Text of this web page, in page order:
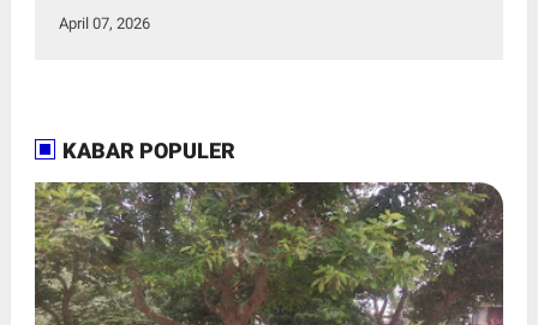
April 07, 2026
KABAR POPULER